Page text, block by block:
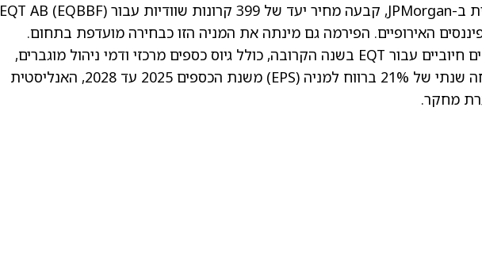
אנג’ליקי ביירקטארי, אנליסטית ב-JPMorgan, קבעה מחיר יעד של 399 קרונות שוודיות עבור EQT AB (EQBBF)
האירופיים. הפירמה גם מינתה את המניה הזו כבחירה מועדפת בתחום.
JPMorgan רואים מספר גורמים חיוביים עבור EQT בשנה הקרובה, כולל גיוס כספים מרכזי ודמי ניהול מוגברים,
שצפויים לתמוך בשיעור צמיחה שנתי של 21% ברווח למניה (EPS) משנת הכספים 2025 עד 2028, האנליסטית
מחקר.